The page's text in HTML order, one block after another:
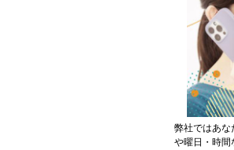
弊社ではあな
や曜日・時間